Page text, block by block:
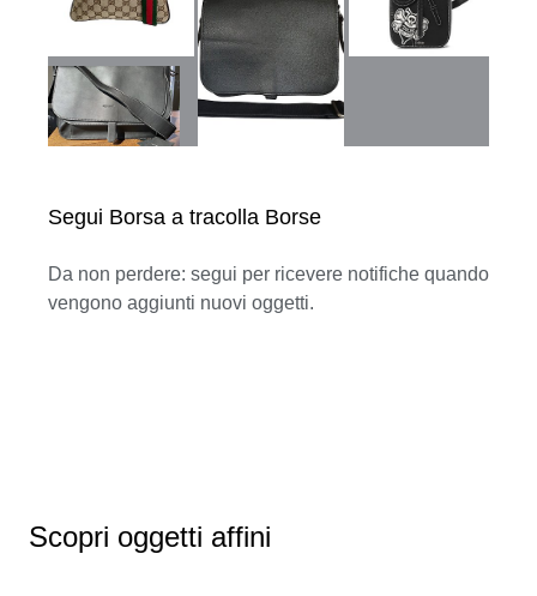
Segui Borsa a tracolla Borse
Da non perdere: segui per ricevere notifiche quando
vengono aggiunti nuovi oggetti.
Scopri oggetti affini